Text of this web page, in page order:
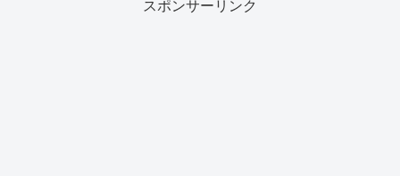
スポンサーリンク